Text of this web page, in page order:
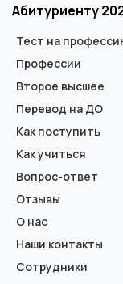
Абитуриенту
Тест на
Профессии
Второе высшее
Перевод на ДО
Как поступить
Как учиться
Вопрос-ответ
Отзывы
О нас
Наши контакты
Сотрудники